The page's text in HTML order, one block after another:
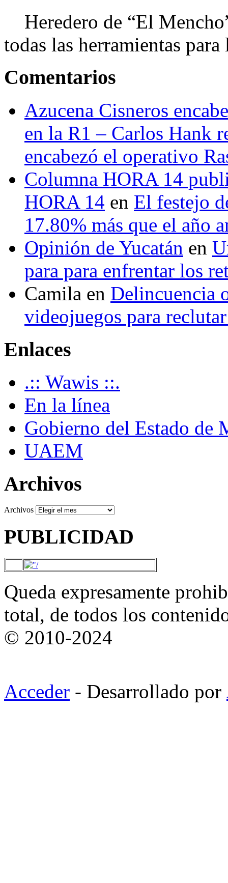
Heredero de “El
todas las herramientas
Comentarios
Azucena Cisneros
en la R1 – Carlos Hank
encabezó el operativo
Columna HORA 14
HORA 14 en El festejo
17.80% más que el año
Opinión de Yucatán en
para para enfrentar los
Camila en Delincuencia
videojuegos para
Enlaces
.:: Wawis ::.
En la línea
Gobierno del Estado de
UAEM
Archivos
Archivos
PUBLICIDAD
Queda expresamente
total, de todos los
© 2010-2024
Acceder - Desarrollado por